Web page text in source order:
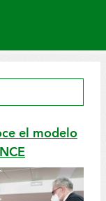
el modelo